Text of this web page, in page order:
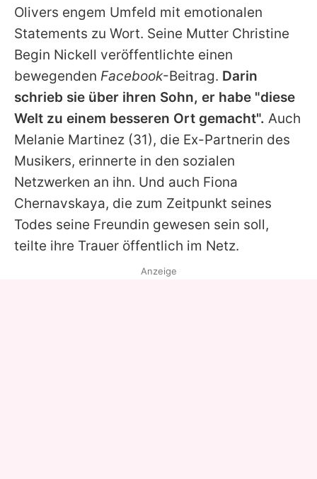
Olivers engem Umfeld mit emotionalen
Statements zu Wort. Seine Mutter Christine
Begin Nickell veröffentlichte einen
bewegenden Facebook-Beitrag. Darin
schrieb sie über ihren Sohn, er habe "diese
Welt zu einem besseren Ort gemacht". Auch
Melanie Martinez (31), die Ex-Partnerin des
Musikers, erinnerte in den sozialen
Netzwerken an ihn. Und auch Fiona
Chernavskaya, die zum Zeitpunkt seines
Todes seine Freundin gewesen sein soll,
teilte ihre Trauer öffentlich im Netz.
Anzeige